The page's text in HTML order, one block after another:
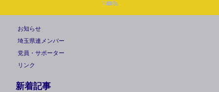
お知らせ
埼玉県連メンバー
党員・サポーター
リンク
新着記事